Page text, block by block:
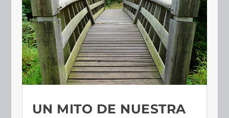
UN MITO DE NUESTRA